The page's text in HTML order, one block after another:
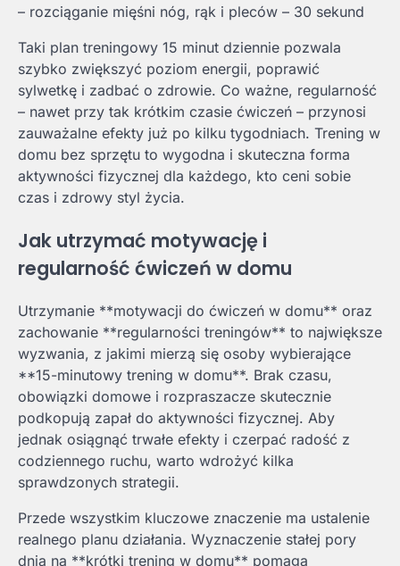
– rozciąganie mięśni nóg, rąk i pleców – 30 sekund
Taki plan treningowy 15 minut dziennie pozwala
szybko zwiększyć poziom energii, poprawić
sylwetkę i zadbać o zdrowie. Co ważne, regularność
– nawet przy tak krótkim czasie ćwiczeń – przynosi
zauważalne efekty już po kilku tygodniach. Trening w
domu bez sprzętu to wygodna i skuteczna forma
aktywności fizycznej dla każdego, kto ceni sobie
czas i zdrowy styl życia.
Jak utrzymać motywację i
regularność ćwiczeń w domu
Utrzymanie **motywacji do ćwiczeń w domu** oraz
zachowanie **regularności treningów** to największe
wyzwania, z jakimi mierzą się osoby wybierające
**15-minutowy trening w domu**. Brak czasu,
obowiązki domowe i rozpraszacze skutecznie
podkopują zapał do aktywności fizycznej. Aby
jednak osiągnąć trwałe efekty i czerpać radość z
codziennego ruchu, warto wdrożyć kilka
sprawdzonych strategii.
Przede wszystkim kluczowe znaczenie ma ustalenie
realnego planu działania. Wyznaczenie stałej pory
dnia na **krótki trening w domu** pomaga